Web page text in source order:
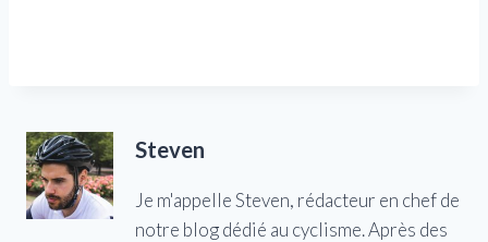
Steven
Je m'appelle Steven, rédacteur en chef de
notre blog dédié au cyclisme. Après des